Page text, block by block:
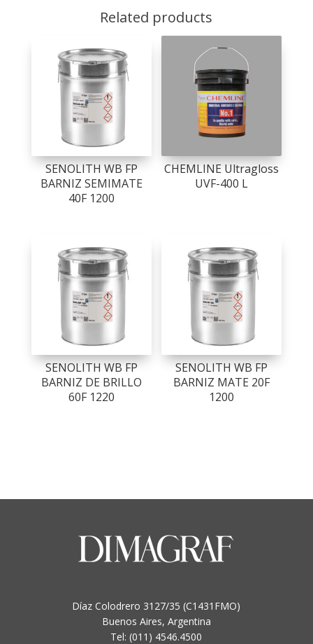
Related products
SENOLITH WB FP
BARNIZ SEMIMATE
40F 1200
CHEMLINE Ultragloss
UVF-400 L
SENOLITH WB FP
BARNIZ DE BRILLO
60F 1220
SENOLITH WB FP
BARNIZ MATE 20F
1200
Díaz Colodrero 3127/35 (C1431FMO)
Buenos Aires, Argentina
Tel: (011) 4546.4500